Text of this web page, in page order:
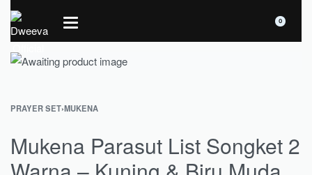
0
PRAYER SET›MUKENA
Mukena Parasut List Songket 2